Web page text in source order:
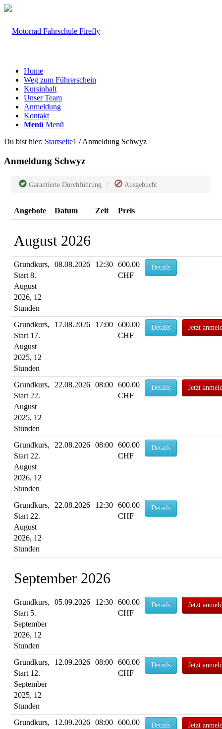
Home
Weg zum Führerschein
Kursinhalt
Unser Team
Anmeldung
Kontakt
Menü Menü
Du bist hier: Startseite1 / Anmeldung Schwyz
Anmeldung Schwyz
Garantierte Durchführung Ausgebucht
Angebote Datum Zeit Preis
August 2026
Grundkurs,
Start 8.
August
2026, 12
Stunden
08.08.2026 12:30 600.00
CHF
Details
Grundkurs,
Start 17.
August
2025, 12
Stunden
17.08.2026 17:00 600.00
CHF
Details Jetzt
Grundkurs,
Start 22.
August
2025, 12
Stunden
22.08.2026 08:00 600.00
CHF
Details Jetzt
Grundkurs,
Start 22.
August
2026, 12
Stunden
22.08.2026 08:00 600.00
CHF
Details
Grundkurs,
Start 22.
August
2026, 12
Stunden
22.08.2026 12:30 600.00
CHF
Details
September 2026
Grundkurs,
Start 5.
September
2026, 12
Stunden
05.09.2026 12:30 600.00
CHF
Details Jetzt
Grundkurs,
Start 12.
September
2025, 12
Stunden
12.09.2026 08:00 600.00
CHF
Details Jetzt
Grundkurs,
12.09.2026 08:00 600.00
Details Jetzt